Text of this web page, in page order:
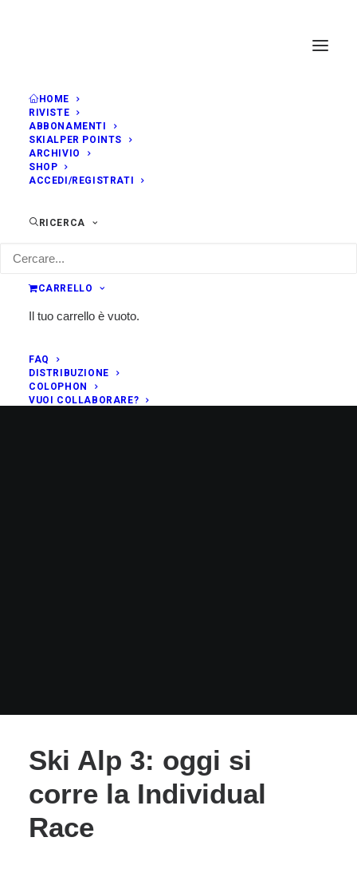
HOME
RIVISTE
ABBONAMENTI
SKIALPER POINTS
ARCHIVIO
SHOP
ACCEDI/REGISTRATI
RICERCA
CARRELLO
Il tuo carrello è vuoto.
FAQ
DISTRIBUZIONE
COLOPHON
VUOI COLLABORARE?
Ski Alp 3: oggi si
corre la Individual
Race